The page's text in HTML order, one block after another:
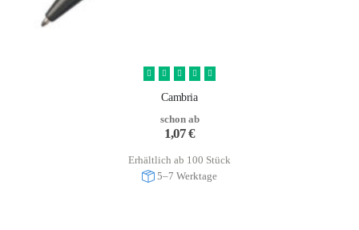
Cambria
schon ab
1,07€
Erhältlich ab 100 Stück
5–7 Werktage